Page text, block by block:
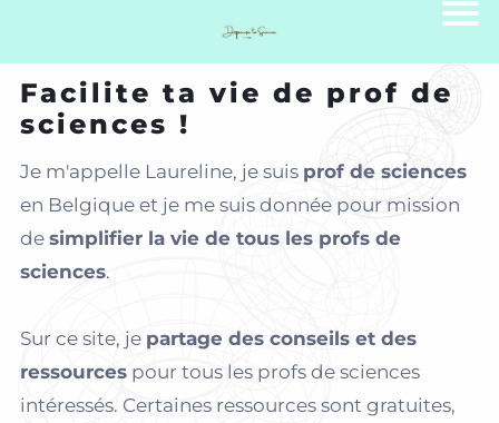
Facilite ta vie de prof de
sciences !
Je m'appelle Laureline, je suis prof de sciences
en Belgique et je me suis donnée pour mission
de simplifier la vie de tous les profs de
sciences.
Sur ce site, je partage des conseils et des
ressources pour tous les profs de sciences
intéressés. Certaines ressources sont gratuites,